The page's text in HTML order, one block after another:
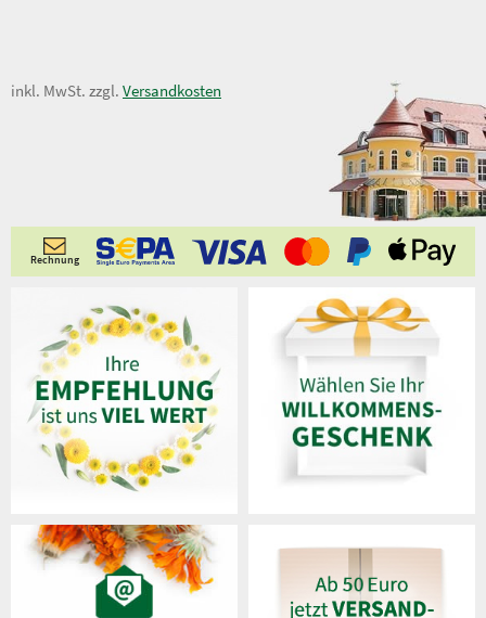
15,00 €
inkl. MwSt. zzgl. Versandkosten
Rechnung